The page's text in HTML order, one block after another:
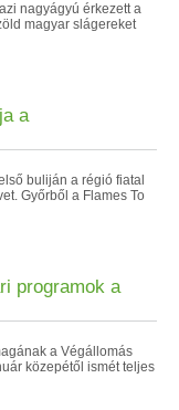
nagyágyú érkezett a
magyar slágereket
a
buliján a régió fiatal
Győrből a Flames To
programok a
a Végállomás
közepétől ismét teljes